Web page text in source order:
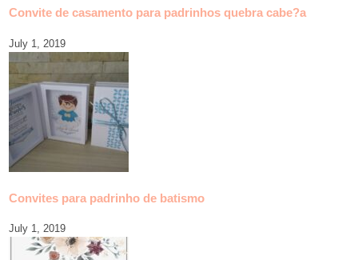
Convite de casamento para padrinhos quebra cabe?a
July 1, 2019
Convites para padrinho de batismo
July 1, 2019